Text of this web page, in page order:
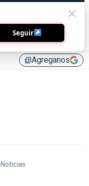
library_addAgreganos
Noticias
Seguir